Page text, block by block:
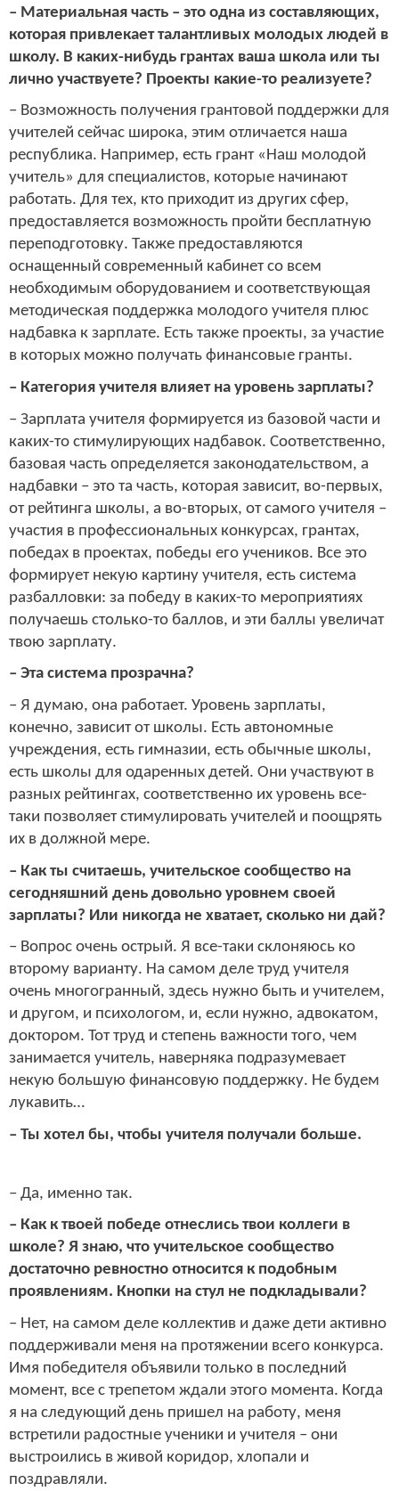
– Материальная часть – это одна из составляющих,
которая привлекает талантливых молодых людей в
школу. В каких-нибудь грантах ваша школа или ты
лично участвуете? Проекты какие-то реализуете?
– Возможность получения грантовой поддержки для
учителей сейчас широка, этим отличается наша
республика. Например, есть грант «Наш молодой
учитель» для специалистов, которые начинают
работать. Для тех, кто приходит из других сфер,
предоставляется возможность пройти бесплатную
переподготовку. Также предоставляются
оснащенный современный кабинет со всем
необходимым оборудованием и соответствующая
методическая поддержка молодого учителя плюс
надбавка к зарплате. Есть также проекты, за участие
в которых можно получать финансовые гранты.
– Категория учителя влияет на уровень зарплаты?
– Зарплата учителя формируется из базовой части и
каких-то стимулирующих надбавок. Соответственно,
базовая часть определяется законодательством, а
надбавки – это та часть, которая зависит, во-первых,
от рейтинга школы, а во-вторых, от самого учителя –
участия в профессиональных конкурсах, грантах,
победах в проектах, победы его учеников. Все это
формирует некую картину учителя, есть система
разбалловки: за победу в каких-то мероприятиях
получаешь столько-то баллов, и эти баллы увеличат
твою зарплату.
– Эта система прозрачна?
– Я думаю, она работает. Уровень зарплаты,
конечно, зависит от школы. Есть автономные
учреждения, есть гимназии, есть обычные школы,
есть школы для одаренных детей. Они участвуют в
разных рейтингах, соответственно их уровень все-
таки позволяет стимулировать учителей и поощрять
их в должной мере.
– Как ты считаешь, учительское сообщество на
сегодняшний день довольно уровнем своей
зарплаты? Или никогда не хватает, сколько ни дай?
– Вопрос очень острый. Я все-таки склоняюсь ко
второму варианту. На самом деле труд учителя
очень многогранный, здесь нужно быть и учителем,
и другом, и психологом, и, если нужно, адвокатом,
доктором. Тот труд и степень важности того, чем
занимается учитель, наверняка подразумевает
некую большую финансовую поддержку. Не будем
лукавить…
– Ты хотел бы, чтобы учителя получали больше.
– Да, именно так.
– Как к твоей победе отнеслись твои коллеги в
школе? Я знаю, что учительское сообщество
достаточно ревностно относится к подобным
проявлениям. Кнопки на стул не подкладывали?
– Нет, на самом деле коллектив и даже дети активно
поддерживали меня на протяжении всего конкурса.
Имя победителя объявили только в последний
момент, все с трепетом ждали этого момента. Когда
я на следующий день пришел на работу, меня
встретили радостные ученики и учителя – они
выстроились в живой коридор, хлопали и
поздравляли.